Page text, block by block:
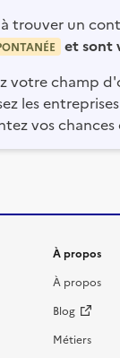
trouver un
et sont
votre champ
les
vos
liens
À propos
À propos
Blog
Métiers